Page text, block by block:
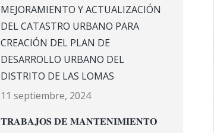
MEJORAMIENTO Y ACTUALIZACIÓN
DEL CATASTRO URBANO PARA
CREACIÓN DEL PLAN DE
DESARROLLO URBANO DEL
DISTRITO DE LAS LOMAS
11 septiembre, 2024
𝐓𝐑𝐀𝐁𝐀𝐉𝐎𝐒 𝐃𝐄 𝐌𝐀𝐍𝐓𝐄𝐍𝐈𝐌𝐈𝐄𝐍𝐓𝐎